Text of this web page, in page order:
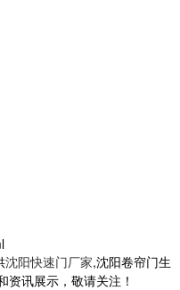
沈阳快速门厂家,沈阳卷帘门生
讯展示，敬请关注！